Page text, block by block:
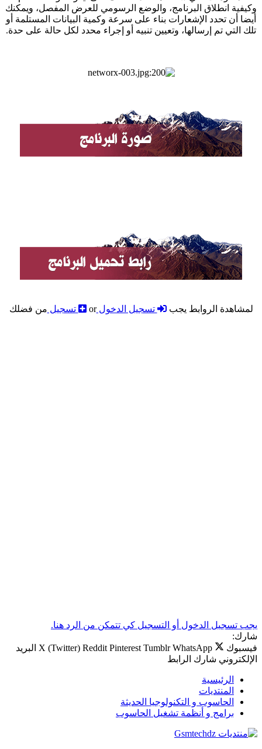
انطلاق البرنامج، والوضع الرسومي للعرض المفصل، ويمكنك
أن تحدد الإشعارات بناء على سرعة وكمية البيانات المستلمة أو
التي تم إرسالها، وتعيين تنبيه أو إجراء محدد لكل حالة على حدة.
الروابط يجب تسجيل الدخولor تسجيلمن فضلك
تسجيل الدخول أو التسجيل كي تتمكن من الرد هنا.
X (Twitter) Reddit Pinterest Tumblr WhatsApp
البريد
شارك الرابط
الرئيسية
المنتديات
الحاسوب و التكنولوجيا الحديثة
برامج و أنظمة تشغيل الحاسوب